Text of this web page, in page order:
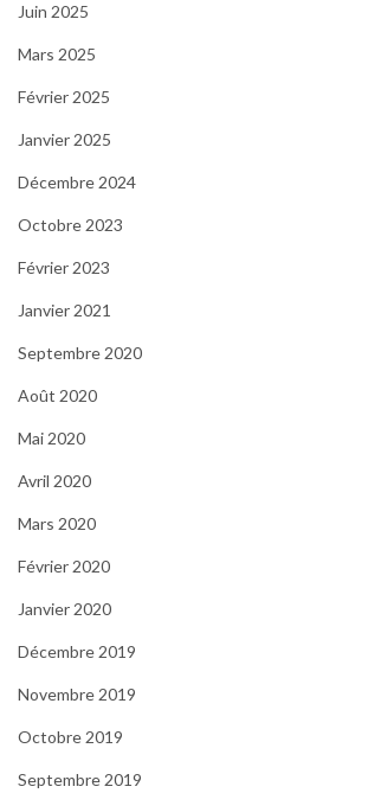
Juin 2025
Mars 2025
Février 2025
Janvier 2025
Décembre 2024
Octobre 2023
Février 2023
Janvier 2021
Septembre 2020
Août 2020
Mai 2020
Avril 2020
Mars 2020
Février 2020
Janvier 2020
Décembre 2019
Novembre 2019
Octobre 2019
Septembre 2019